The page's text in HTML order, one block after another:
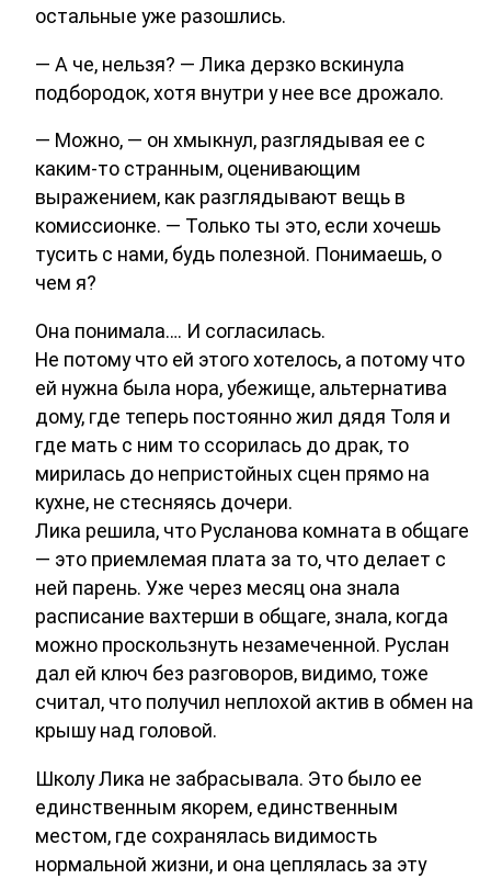
остальные уже разошлись.
— А че, нельзя? — Лика дерзко вскинула
подбородок, хотя внутри у нее все дрожало.
— Можно, — он хмыкнул, разглядывая ее с
каким-то странным, оценивающим
выражением, как разглядывают вещь в
комиссионке. — Только ты это, если хочешь
тусить с нами, будь полезной. Понимаешь, о
чем я?
Она понимала…. И согласилась.
Не потому что ей этого хотелось, а потому что
ей нужна была нора, убежище, альтернатива
дому, где теперь постоянно жил дядя Толя и
где мать с ним то ссорилась до драк, то
мирилась до непристойных сцен прямо на
кухне, не стесняясь дочери.
Лика решила, что Русланова комната в общаге
— это приемлемая плата за то, что делает с
ней парень. Уже через месяц она знала
расписание вахтерши в общаге, знала, когда
можно проскользнуть незамеченной. Руслан
дал ей ключ без разговоров, видимо, тоже
считал, что получил неплохой актив в обмен на
крышу над головой.
Школу Лика не забрасывала. Это было ее
единственным якорем, единственным
местом, где сохранялась видимость
нормальной жизни, и она цеплялась за эту